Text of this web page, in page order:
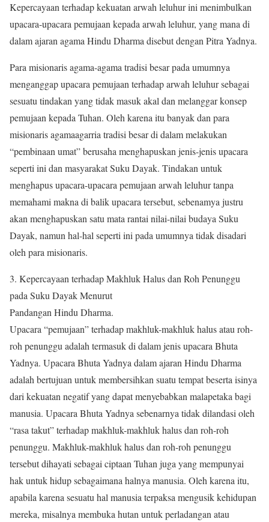
Kepercayaan terhadap kekuatan arwah leluhur ini menimbulkan
upacara-upacara pemujaan kepada arwah leluhur, yang mana di
dalam ajaran agama Hindu Dharma disebut dengan Pitra Yadnya.
Para misionaris agama-agama tradisi besar pada umumnya
menganggap upacara pemujaan terhadap arwah leluhur sebagai
sesuatu tindakan yang tidak masuk akal dan melanggar konsep
pemujaan kepada Tuhan. Oleh karena itu banyak dan para
misionaris agamaagarria tradisi besar di dalam melakukan
“pembinaan umat” berusaha menghapuskan jenis-jenis upacara
seperti ini dan masyarakat Suku Dayak. Tindakan untuk
menghapus upacara-upacara pemujaan arwah leluhur tanpa
memahami makna di balik upacara tersebut, sebenamya justru
akan menghapuskan satu mata rantai nilai-nilai budaya Suku
Dayak, namun hal-hal seperti ini pada umumnya tidak disadari
oleh para misionaris.
3. Kepercayaan terhadap Makhluk Halus dan Roh Penunggu
pada Suku Dayak Menurut
Pandangan Hindu Dharma.
Upacara “pemujaan” terhadap makhluk-makhluk halus atau roh-
roh penunggu adalah termasuk di dalam jenis upacara Bhuta
Yadnya. Upacara Bhuta Yadnya dalam ajaran Hindu Dharma
adalah bertujuan untuk membersihkan suatu tempat beserta isinya
dari kekuatan negatif yang dapat menyebabkan malapetaka bagi
manusia. Upacara Bhuta Yadnya sebenarnya tidak dilandasi oleh
“rasa takut” terhadap makhluk-makhluk halus dan roh-roh
penunggu. Makhluk-makhluk halus dan roh-roh penunggu
tersebut dihayati sebagai ciptaan Tuhan juga yang mempunyai
hak untuk hidup sebagaimana halnya manusia. Oleh karena itu,
apabila karena sesuatu hal manusia terpaksa mengusik kehidupan
mereka, misalnya membuka hutan untuk perladangan atau